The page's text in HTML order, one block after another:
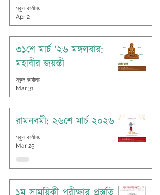
স্কুল কার্যালয়
Apr 2
৩১শে মার্চ ’২৬ মঙ্গলবার:
মহাবীর জয়ন্তী
স্কুল কার্যালয়
Mar 31
রামনবমী: ২৬শে মার্চ ২০২৬
স্কুল কার্যালয়
Mar 25